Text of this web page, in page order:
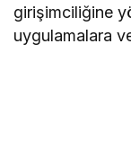
girişimciliğine
uygulamalara